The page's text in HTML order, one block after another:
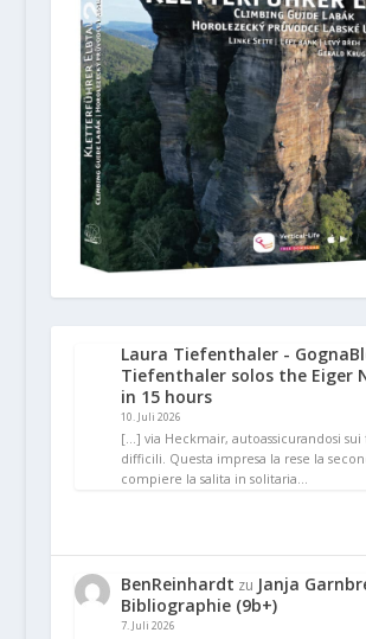
Laura Tiefenthaler -
Tiefenthaler solos the Eiger
in 15 hours
10. Juli 2026
[…] via Heckmair, autoassicurandosi
difficili. Questa impresa la rese la
compiere la salita in solitaria…
BenReinhardt zu Janja
Bibliographie (9b+)
7. Juli 2026